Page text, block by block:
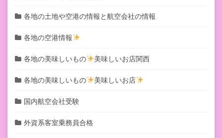
各地の土地や空港の情報と航空会社の情報
各地の空港情報
各地の美味しいもの 美味しいお店関西
各地の美味しいもの 美味しいお店
国内航空会社受験
外資系客室乗務員合格